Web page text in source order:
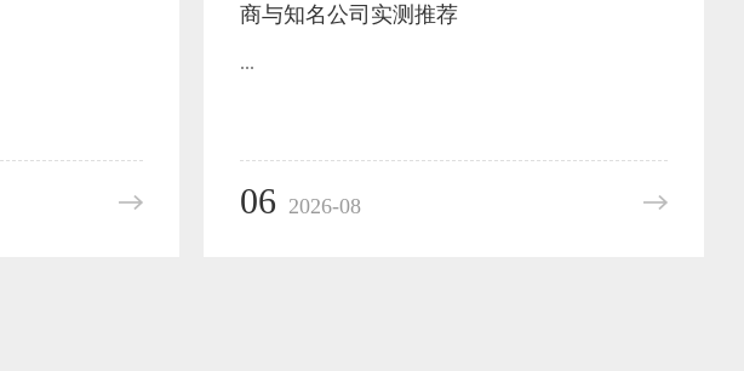
商与知名公司实测推荐
...
06 2026-08